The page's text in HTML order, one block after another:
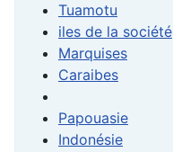
Tuamotu
iles de la société
Marquises
Caraibes
Papouasie
Indonésie